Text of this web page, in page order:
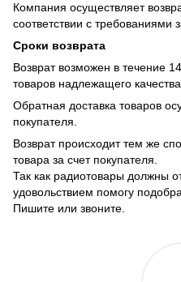
Компания осуществляет
соответствии с требованиями
Сроки возврата
Возврат возможен в течение
товаров надлежащего
Обратная доставка товаров
покупателя.
Возврат происходит тем же
товара за счет покупателя.
Так как радиотовары должны
удовольствием помогу
Пишите или звоните.